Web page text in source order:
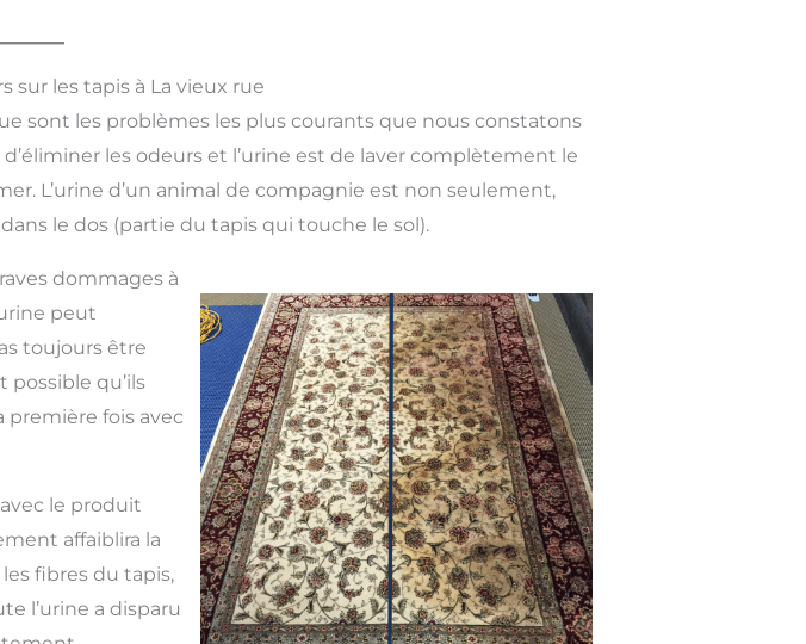
sur les tapis à La vieux rue
sont les problèmes les plus courants que nous constatons
les odeurs et l’urine est de laver complètement le
L’urine d’un animal de compagnie est non seulement,
le dos (partie du tapis qui touche le sol).
dommages à
peut
toujours être
qu’ils
première fois avec
le produit
affaiblira la
fibres du tapis,
l’urine a disparu